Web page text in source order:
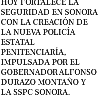
SEGURIDAD EN SONORA
CON LA CREACIÓN DE
LA NUEVA POLICÍA
ESTATAL
PENITENCIARÍA,
IMPULSADA POR EL
GOBERNADOR ALFONSO
DURAZO MONTAÑO Y
LA SSPC SONORA.